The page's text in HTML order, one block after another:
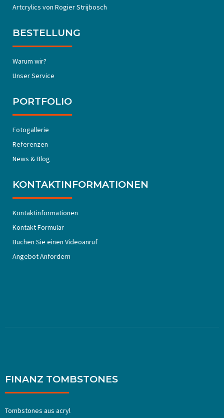
Artcrylics von Rogier Strijbosch
BESTELLUNG
Warum wir?
Unser Service
PORTFOLIO
Fotogallerie
Referenzen
News & Blog
KONTAKTINFORMATIONEN
Kontaktinformationen
Kontakt Formular
Buchen Sie einen Videoanruf
Angebot Anfordern
FINANZ TOMBSTONES
Tombstones aus acryl